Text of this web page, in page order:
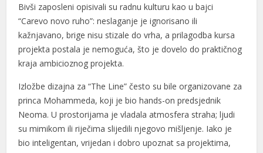
Bivši zaposleni opisivali su radnu kulturu kao u bajci
“Carevo novo ruho”: neslaganje je ignorisano ili
kažnjavano, brige nisu stizale do vrha, a prilagodba kursa
projekta postala je nemoguća, što je dovelo do praktičnog
kraja ambicioznog projekta.
Izložbe dizajna za “The Line” često su bile organizovane za
princa Mohammeda, koji je bio hands-on predsjednik
Neoma. U prostorijama je vladala atmosfera straha; ljudi
su mimikom ili riječima slijedili njegovo mišljenje. Iako je
bio inteligentan, vrijedan i dobro upoznat sa projektima,